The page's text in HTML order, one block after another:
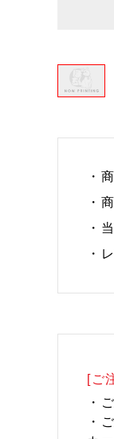
・
・
・
・
[ご
・
・